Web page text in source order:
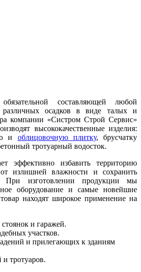
составляющей любой
различных осадков в виде талых и
компании «Систром Строй Сервис»
высококачественные изделия:
и облицовочную плитку, брусчатку
тротуарный водосток.
эффективно избавить территорию
излишней влажности и сохранить
При изготовлении продукции мы
оборудование и самые новейшие
находят широкое применение на
и гаражей.
участков.
и прилегающих к зданиям
тротуаров.